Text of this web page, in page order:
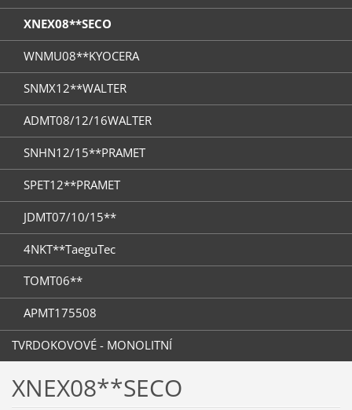
XNEX08**SECO
WNMU08**KYOCERA
SNMX12**WALTER
ADMT08/12/16WALTER
SNHN12/15**PRAMET
SPET12**PRAMET
JDMT07/10/15**
4NKT**TaeguTec
TOMT06**
APMT175508
TVRDOKOVOVÉ - MONOLITNÍ
XNEX08**SECO